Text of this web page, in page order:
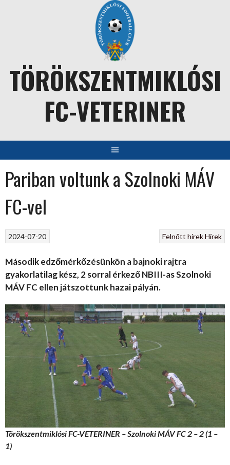
TÖRÖKSZENTMIKLÓSI
FC-VETERINER
Pariban voltunk a Szolnoki MÁV
FC-vel
Felnőtt hírekHírek
2024-07-20
Második edzőmérkőzésünkön a bajnoki rajtra
gyakorlatilag kész, 2 sorral érkező NBIII-as Szolnoki
MÁV FC ellen játszottunk hazai pályán.
Törökszentmiklósi FC-VETERINER – Szolnoki MÁV FC 2 – 2 (1 –
1)